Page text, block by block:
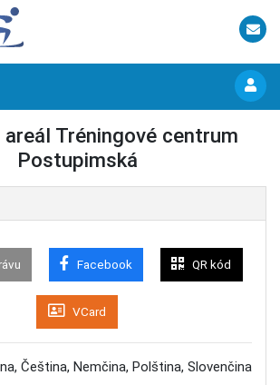
Tréningové centrum
Postupimská
Facebook QR kód
VCard
Čeština, Nemčina, Polština, Slovenčina